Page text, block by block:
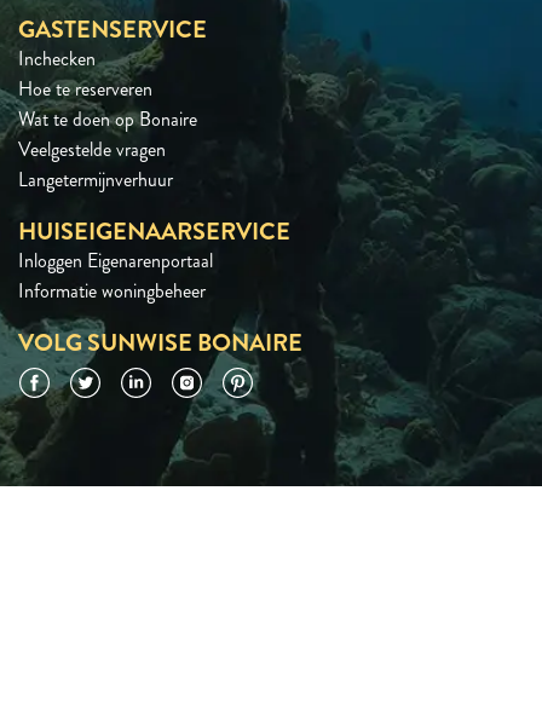
GASTENSERVICE
Inchecken
Hoe te reserveren
Wat te doen op Bonaire
Veelgestelde vragen
Langetermijnverhuur
HUISEIGENAARSERVICE
Inloggen Eigenarenportaal
Informatie woningbeheer
VOLG SUNWISE BONAIRE